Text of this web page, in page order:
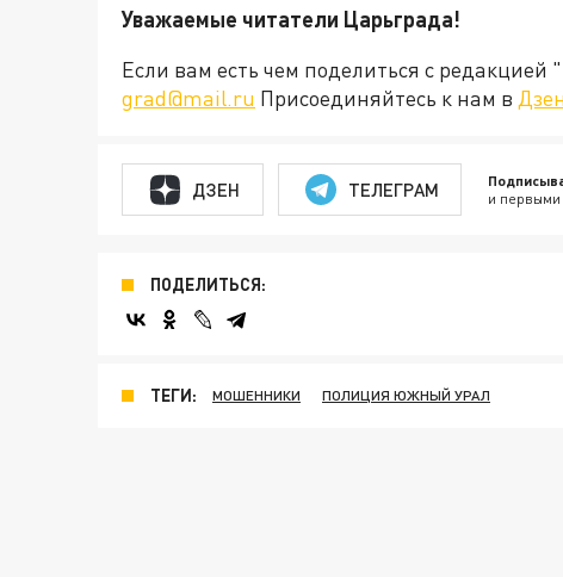
Уважаемые читатели Царьграда!
Если вам есть чем поделиться с
grad@mail.ru Присоединяйтесь к нам в
ДЗЕН ТЕЛЕГРАМ и первыми
ПОДЕЛИТЬСЯ:
ТЕГИ: МОШЕННИКИ ПОЛИЦИЯ ЮЖНЫЙ УРАЛ